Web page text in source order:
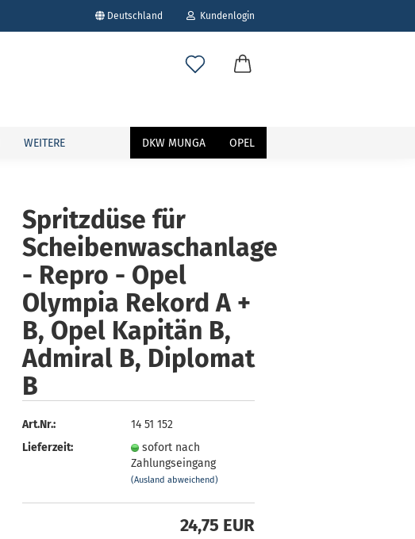
Deutschland Kundenlogin
Konto erstellen
Passwort vergessen?
DKW MUNGA OPEL
WEITERE
Spritzdüse für
Scheibenwaschanlage
- Repro - Opel
Olympia Rekord A +
B, Opel Kapitän B,
Admiral B, Diplomat
B
Art.Nr.:
14 51 152
Lieferzeit:
sofort nach
Zahlungseingang
(Ausland abweichend)
24,75 EUR